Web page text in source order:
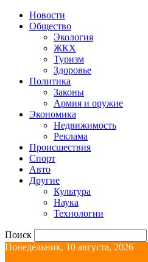
Новости
Общество
Экология
ЖКХ
Туризм
Здоровье
Политика
Законы
Армия и оружие
Экономика
Недвижимость
Реклама
Происшествия
Спорт
Авто
Другие
Культура
Наука
Технологии
Поиск
Понедельник, 10 августа, 2026